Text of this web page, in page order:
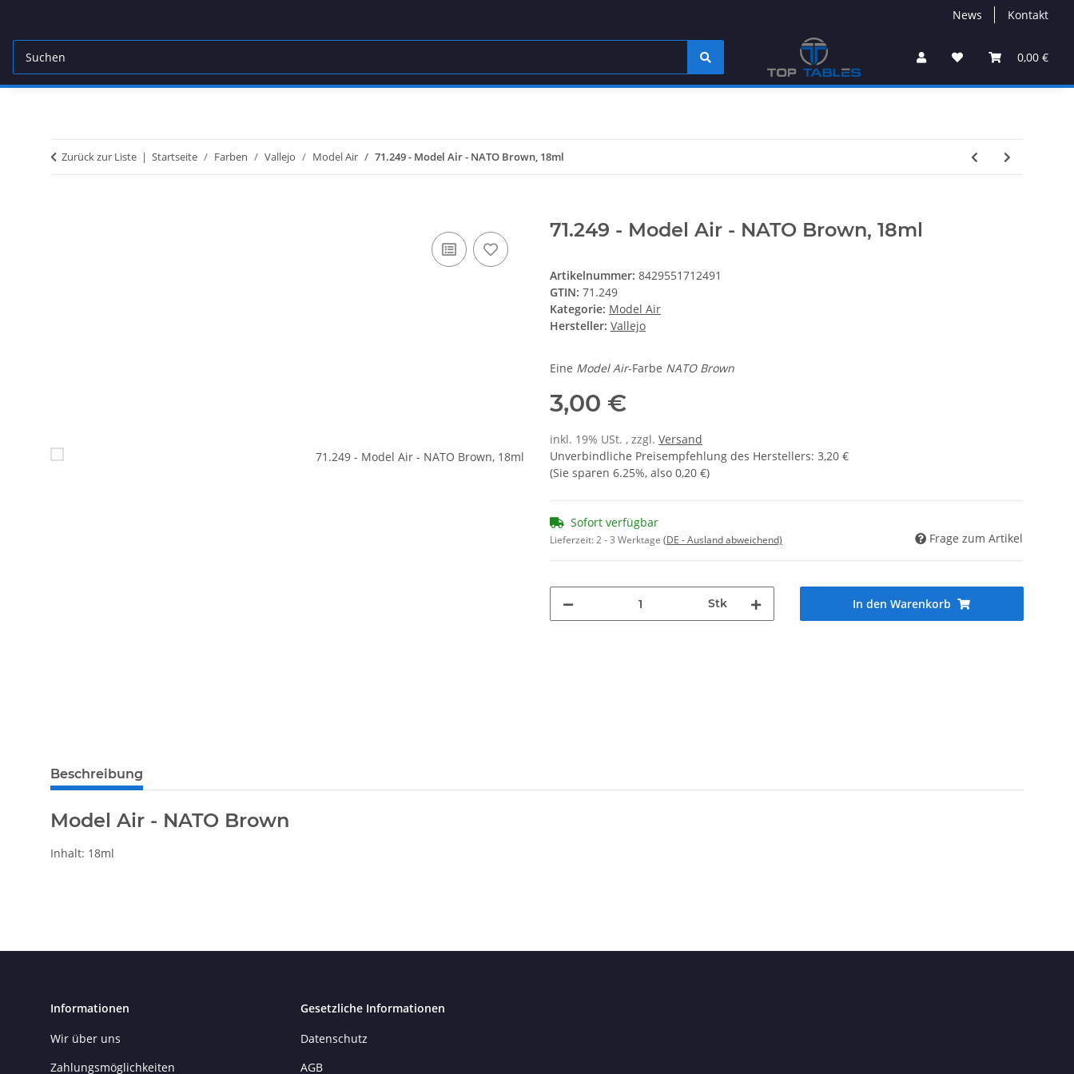
News Kontakt
0,00 €
Zurück zur Liste Startseite Farben Vallejo Model Air 71.249 - Model Air - NATO Brown, 18ml
71.249 - Model Air - NATO Brown, 18ml
Artikelnummer: 8429551712491
GTIN: 71.249
Kategorie: Model Air
Hersteller: Vallejo
Eine Model Air-Farbe NATO Brown
3,00 €
inkl. 19% USt. , zzgl. Versand
Unverbindliche Preisempfehlung des Herstellers: 3,20 €
(Sie sparen 6.25%, also 0,20 €)
Sofort verfügbar
Lieferzeit:2 - 3 Werktage (DE - Ausland abweichend) Frage zum Artikel
Stk In den Warenkorb
weitere Registerkarten anzeigen
Beschreibung
Model Air - NATO Brown
Inhalt: 18ml
Informationen
Wir über uns
Zahlungsmöglichkeiten
Gesetzliche Informationen
Datenschutz
AGB